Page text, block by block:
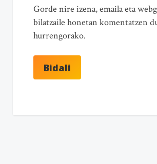
Gorde nire izena, emaila eta
bilatzaile honetan komentatzen
hurrengorako.